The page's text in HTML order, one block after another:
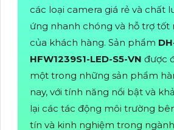
các loại camera giá rẻ và chất
ứng nhanh chóng và hỗ trợ tốt
của khách hàng. Sản phẩm
HFW1239S1-LED-S5-VN được
một trong những sản phẩm
nay, với tính năng nổi bật và
lại các tác động môi trường
tín và kinh nghiệm trong